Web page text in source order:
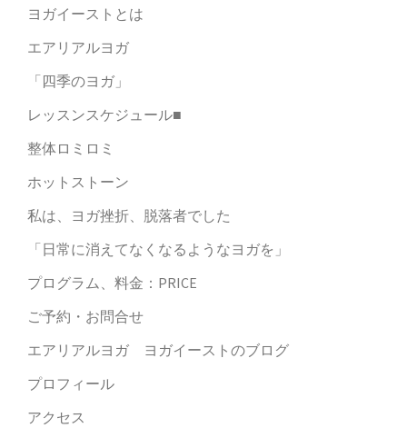
ヨガイーストとは
エアリアルヨガ
「四季のヨガ」
レッスンスケジュール■
整体ロミロミ
ホットストーン
私は、ヨガ挫折、脱落者でした
「日常に消えてなくなるようなヨガを」
プログラム、料金：PRICE
ご予約・お問合せ
エアリアルヨガ ヨガイーストのブログ
プロフィール
アクセス